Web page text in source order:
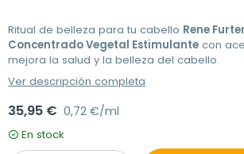
Ritual de belleza para tu cabello Rene
Concentrado Vegetal Estimulante con
mejora la salud y la belleza del cabello.
Ver descripción completa
35,95 € 0,72 €/ml
En stock